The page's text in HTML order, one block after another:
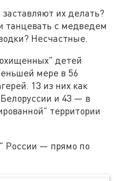
их делать?
танцевать с медведем
Несчастные.
детей
мере в 56
13 из них как
и 43 — в
территории
России — прямо по